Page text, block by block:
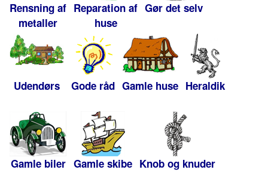
Rensning af
metaller
Reparation af
huse
Gør det selv
Udendørs Gode råd Gamle huse Heraldik
Gamle biler Gamle skibe Knob og knuder